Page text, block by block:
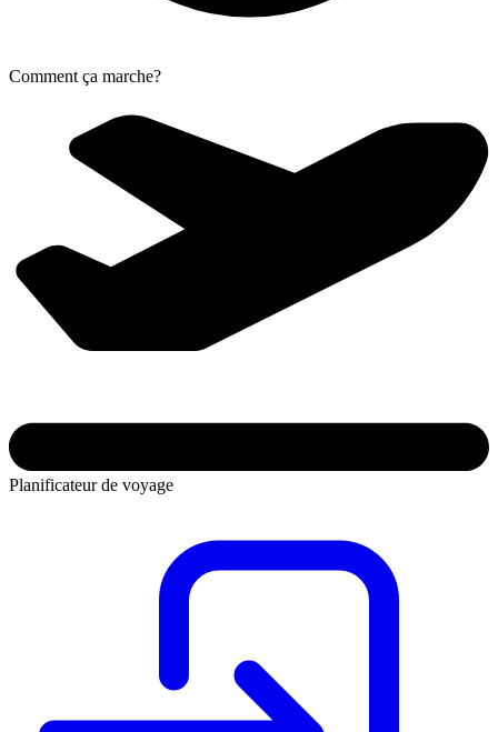
Comment ça marche?
Planificateur de voyage